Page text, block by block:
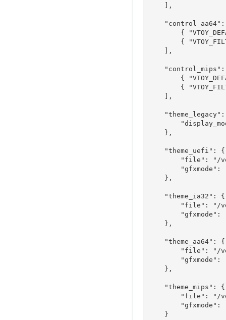
    ],
"control_aa64":
{
{
    ],
"control_mips":
{
{
    ],
"theme_legacy":
    },
    "theme_uefi": {
"file": "/
"gfxmode":
    },
    "theme_ia32": {
"file": "/
"gfxmode":
    },
    "theme_aa64": {
"file": "/
"gfxmode":
    },
    "theme_mips": {
"file": "/
"gfxmode":
    }